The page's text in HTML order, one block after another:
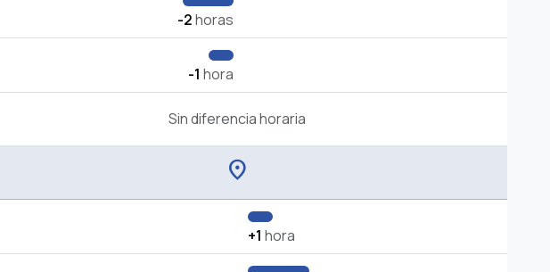
-2horas
-1 hora
Sin diferencia horaria
location_on
+1 hora